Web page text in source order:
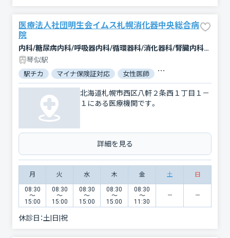
医療法人社団明生会イムス札幌消化器中央総合病
院
内科/糖尿病内科/呼吸器内科/循環器科/消化器科/腎臓内科・外科/腫瘍内科・外科/外科/乳腺外科/肛門科/整形外科/皮膚科/泌尿器科/リハビリテーション/放射線科/麻酔科
琴似駅
駅チカ マイナ保険証対応 女性医師 電子処方箋対応
北海道札幌市西区八軒２条西１丁目１－
１にある医療機関です。
詳細を見る
月 火 水 木 金 土 日
08:30
〜
15:00
08:30
〜
15:00
08:30
〜
15:00
08:30
〜
15:00
08:30
〜
11:30
休診日：土|日|祝